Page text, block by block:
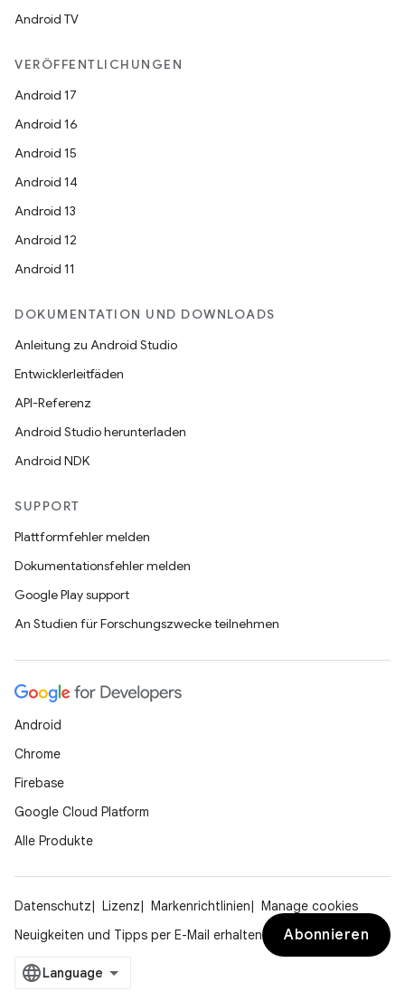
Android TV
VERÖFFENTLICHUNGEN
Android 17
Android 16
Android 15
Android 14
Android 13
Android 12
Android 11
DOKUMENTATION UND DOWNLOADS
Anleitung zu Android Studio
Entwicklerleitfäden
API-Referenz
Android Studio herunterladen
Android NDK
SUPPORT
Plattformfehler melden
Dokumentationsfehler melden
Google Play support
An Studien für Forschungszwecke teilnehmen
Android
Chrome
Firebase
Google Cloud Platform
Alle Produkte
Datenschutz Lizenz Markenrichtlinien
Manage cookies
Neuigkeiten und Tipps per E-Mail erhalten
Abonnieren